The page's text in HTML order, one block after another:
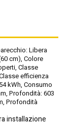
Libera
cm), Colore
Classe
efficienza
kWh, Consumo
Profondità: 603
Profondità
installazione